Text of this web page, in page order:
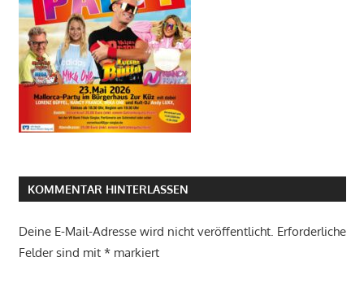
KOMMENTAR HINTERLASSEN
Deine E-Mail-Adresse wird nicht veröffentlicht. Erforderliche
Felder sind mit *markiert